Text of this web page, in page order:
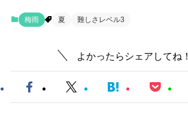
梅雨 夏 難しさレベル3
よかったらシェアしてね！